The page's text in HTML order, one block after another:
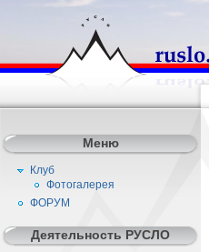
Меню
Клуб
Фотогалерея
ФОРУМ
Деятельность РУСЛО